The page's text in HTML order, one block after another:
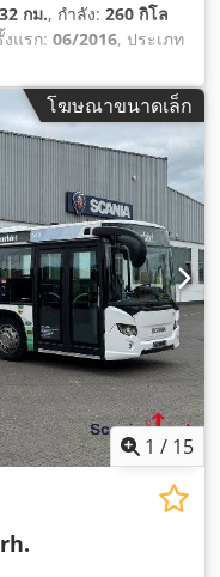
กม., กำลัง: 260 กิโล
แรก: 06/2016, ประเภท
เกียร์:
ก:รีทาร์เดอร์, ความยาว
3,350 มม, ความสูงรวม:
มาลัยเพาเวอร์, ระบบ
ฉุด, เครื่องปรับอากาศ,
โฆษณาขนาดเล็ก
1 / 15